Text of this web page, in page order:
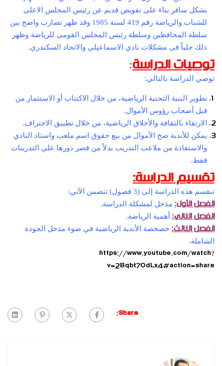
بشكل سافر بناء على تفويض قديم عن رئيس المجلس الاعلى
للشباب والرياضة رقم 419 لسنة 1985 وقد ظهر تضارب واضح بين
سلطة المحافظين وسلطة رئيس المجلس القومى للرياضة وظهر
ذلك جلياً فى مشكلات نادي الاسماعيلي والاتحاد السكندري.
توصيات الدراسة:
توصي الدراسة بالتالي:
تطوير البنية التحتية الرياضية، من خلال الاكتتاب أو الاستثمار من
قبل أصحاب رؤوس الأموال.
الارتقاء بالثقافة والأخلاق الرياضية، من خلال تطبيق الاحتراف.
يمكن للأندية ضخ الأموال من بيع حقوق اسم ملعب واستاد النادي
والاستفادة من ملاعب التدريب بدلاً من قصر دورها علي التدريبات
فقط.
تقسيم الدراسة:
تنقسم هذه الدراسة إلى (3 فصول) تتضمن الآتي:
الفصل الأول: مدخل لمشكلة الدراسة.
الفصل الثاني: أهمية الرياضة.
الفصل الثالث: خصخصة الأندية الرياضية في ضوء مدخل الجودة
الشاملة.
https://www.youtube.com/watch?
v=2Bqbt7OdLx4#action=share
Share: